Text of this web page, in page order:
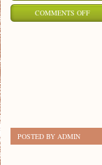
COMMENTS OFFON
POSTED BY ADMIN